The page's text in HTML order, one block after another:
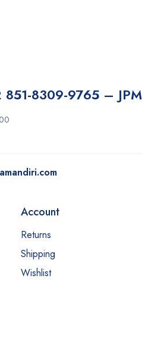
851-8309-9765 – JPM
Account
Returns
Shipping
Wishlist